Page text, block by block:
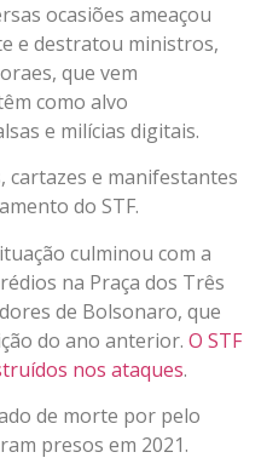
ocasiões ameaçou
e destratou ministros,
que vem
como alvo
e milícias digitais.
e manifestantes
do STF.
culminou com a
na Praça dos Três
de Bolsonaro, que
do ano anterior. O STF
nos ataques.
de morte por pelo
presos em 2021.